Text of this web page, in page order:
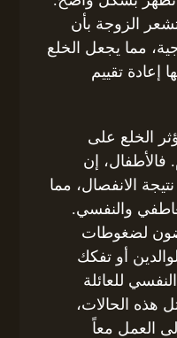
الزوجة بأن
مما يجعل الخلع
إعادة تقييم
الخلع على
فالأطفال، إن
الانفصال، مما
والنفسي.
لضغوطات
أو تفكك
للعائلة
هذه الحالات،
العمل معاً